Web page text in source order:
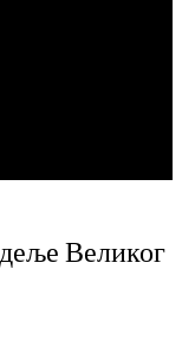
Великог